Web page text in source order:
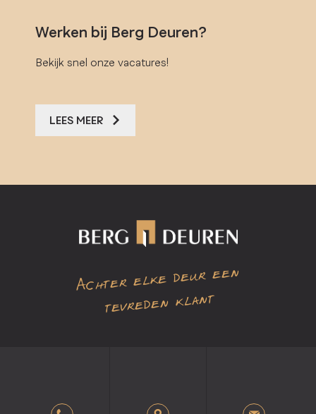
Werken bij Berg Deuren?
Bekijk snel onze vacatures!
LEES MEER
Achter elke deur een
tevreden klant